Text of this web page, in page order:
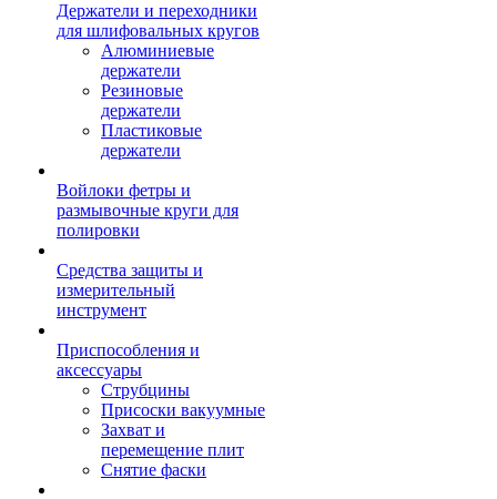
Держатели и переходники
для шлифовальных кругов
Алюминиевые
держатели
Резиновые
держатели
Пластиковые
держатели
Войлоки фетры и
размывочные круги для
полировки
Средства защиты и
измерительный
инструмент
Приспособления и
аксессуары
Струбцины
Присоски вакуумные
Захват и
перемещение плит
Снятие фаски